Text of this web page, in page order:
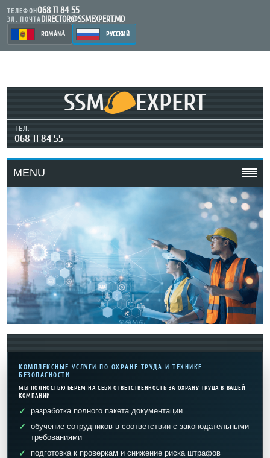
ТЕЛЕФОН068 11 84 55
ЭЛ. ПОЧТАDIRECTOR@SSMEXPERT.MD
ROMÂNĂ РУССКИЙ
SSM EXPERT
ТЕЛ.
068 11 84 55
MENU
КОМПЛЕКСНЫЕ УСЛУГИ ПО ОХРАНЕ ТРУДА И ТЕХНИКЕ
БЕЗОПАСНОСТИ
МЫ ПОЛНОСТЬЮ БЕРЕМ НА СЕБЯ ОТВЕТСТВЕННОСТЬ ЗА ОХРАНУ ТРУДА В ВАШЕЙ
КОМПАНИИ
разработка полного пакета документации
обучение сотрудников в соответствии с законодательными
требованиями
подготовка к проверкам и снижение риска штрафов